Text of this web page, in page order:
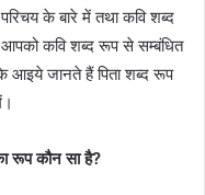
के बारे में तथा कवि शब्द
कवि शब्द रूप से सम्बंधित
के आइये जानते हैं पिता शब्द रूप
रूप कौन सा है?